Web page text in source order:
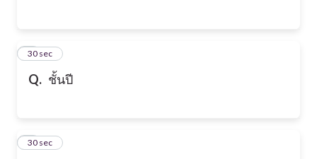
Q. ชั้นปี
7
30 sec
8
30 sec